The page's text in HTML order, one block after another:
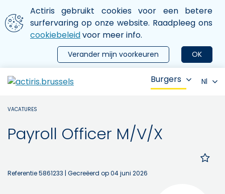
Aller au contenu principal
We gebruiken cookies
Actiris gebruikt cookies voor een betere
surfervaring op onze website. Raadpleeg ons
cookiebeleidvoor meer info.
OK
Verander mijn voorkeuren
le menu
Burgers Nl
VACATURES
Payroll Officer M/V/X
Referentie 5861233 | Gecreëerd op 04 juni 2026